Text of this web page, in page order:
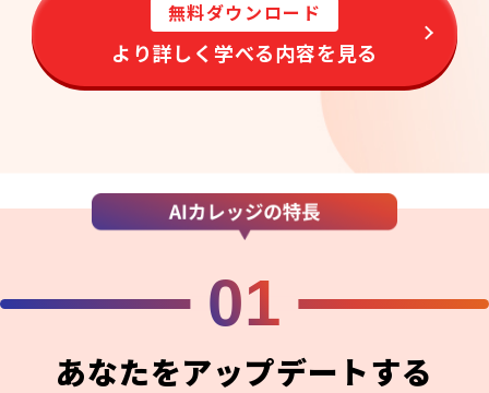
無料ダウンロード
より詳しく学べる内容を見る
01
あなたをアップデートする